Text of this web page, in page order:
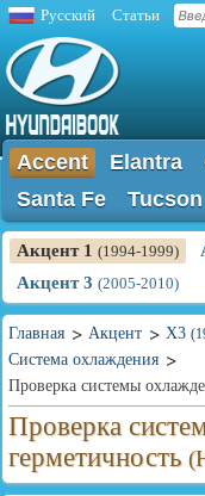
Русский Статьи
Accent Elantra
Santa Fe
Tucson
Акцент 1 (1994-1999)
Акцент 3 (2005-2010)
Главная Акцент X3
Система охлаждения
Проверка системы
Проверка
герметичность